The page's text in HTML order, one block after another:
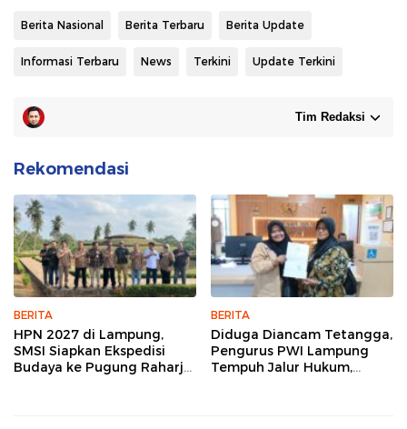
Berita Nasional Berita Terbaru Berita Update
Informasi Terbaru News Terkini Update Terkini
Tim Redaksi
Rekomendasi
BERITA
HPN 2027 di Lampung,
SMSI Siapkan Ekspedisi
Budaya ke Pugung Raharjo
BERITA
Diduga Diancam Tetangga,
Pengurus PWI Lampung
Tempuh Jalur Hukum,